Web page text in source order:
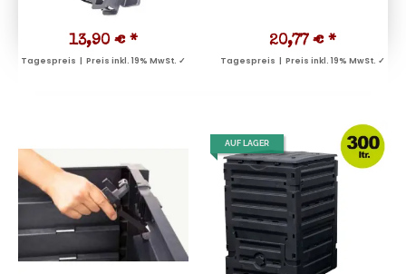
13,90 € *
Tagespreis | Preis inkl. 19% MwSt. ✓
20,77 € *
Tagespreis | Preis inkl. 19% MwSt. ✓
AUF LAGER